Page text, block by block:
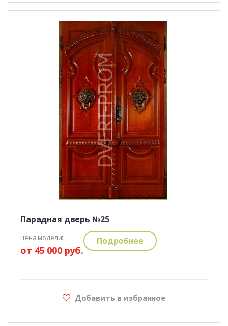
Парадная дверь №25
цена модели:
от 45 000 руб.
Подробнее
Добавить в избранное